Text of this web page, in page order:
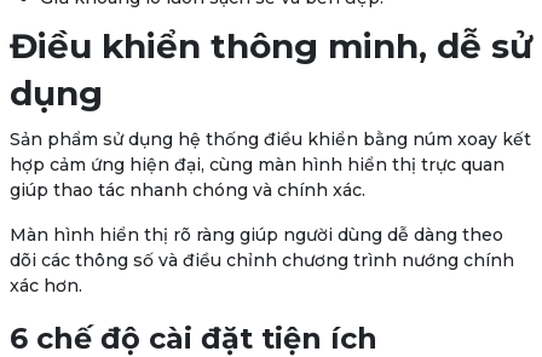
Điều khiển thông minh, dễ sử
dụng
Sản phẩm sử dụng hệ thống điều khiển bằng núm xoay kết
hợp cảm ứng hiện đại, cùng màn hình hiển thị trực quan
giúp thao tác nhanh chóng và chính xác.
Màn hình hiển thị rõ ràng giúp người dùng dễ dàng theo
dõi các thông số và điều chỉnh chương trình nướng chính
xác hơn.
6 chế độ cài đặt tiện ích